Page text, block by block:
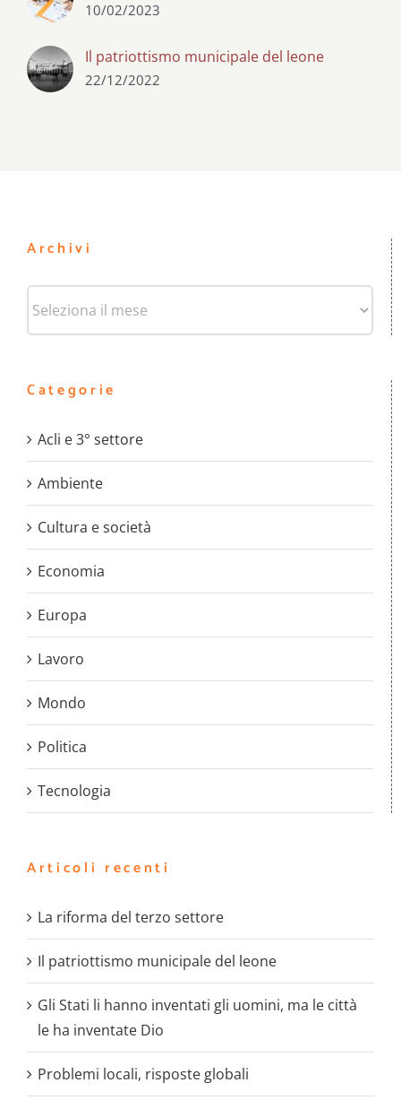
10/02/2023
Il patriottismo municipale del leone
22/12/2022
Archivi
Categorie
Acli e 3° settore
Ambiente
Cultura e società
Economia
Europa
Lavoro
Mondo
Politica
Tecnologia
Articoli recenti
La riforma del terzo settore
Il patriottismo municipale del leone
Gli Stati li hanno inventati gli uomini, ma le città
le ha inventate Dio
Problemi locali, risposte globali